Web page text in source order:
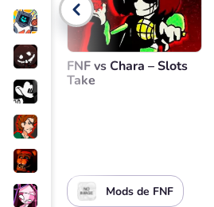
Control de volumen
FNF vs Chara – Slots
Take
Mods de FNF